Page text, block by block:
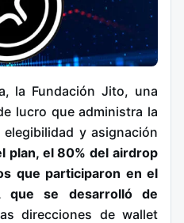
la Fundación Jito, una
lucro que administra la
y asignación
plan, el 80% del airdrop
que participaron en el
que se desarrolló de
direcciones de wallet